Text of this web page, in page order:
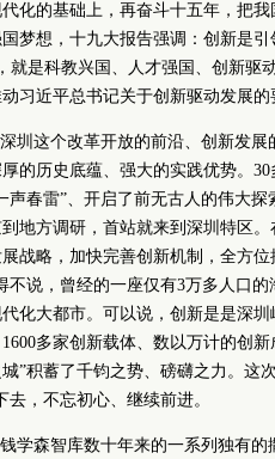
化的基础上，再奋斗十五年，把
梦想，十九大报告强调：创新是
就是科教兴国、人才强国、创新驱
习近平总书记关于创新驱动发展的
圳这个改革开放的前沿、创新发
的历史底蕴、强大的实践优势。
声春雷”、开启了前无古人的伟大
地方调研，首站就来到深圳特区
战略，加快完善创新机制，全方
不说，曾经的一座仅有3万多人口
化大都市。可以说，创新是是深
多家创新载体、数以万计的创
”积蓄了千钧之势、磅礴之力。这
去，不忘初心、继续前进。
学森智库数十年来的一系列独有